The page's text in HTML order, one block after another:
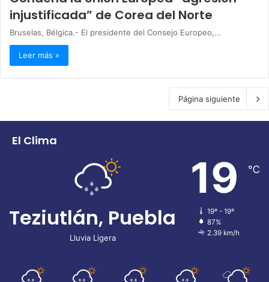
injustificada” de Corea del Norte
Bruselas, Bélgica.- El presidente del Consejo Europeo,…
Leer más »
Página siguiente
El Clima
Teziutlán, Puebla
Lluvia Ligera
19 ℃
19º - 19º
87%
2.39 km/h